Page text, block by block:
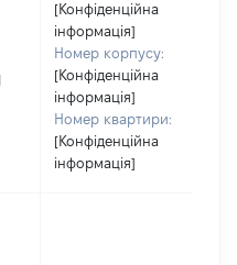
[Конфіденційна
інформація]
Номер корпусу:
[Конфіденційна
інформація]
Номер квартири:
[Конфіденційна
інформація]